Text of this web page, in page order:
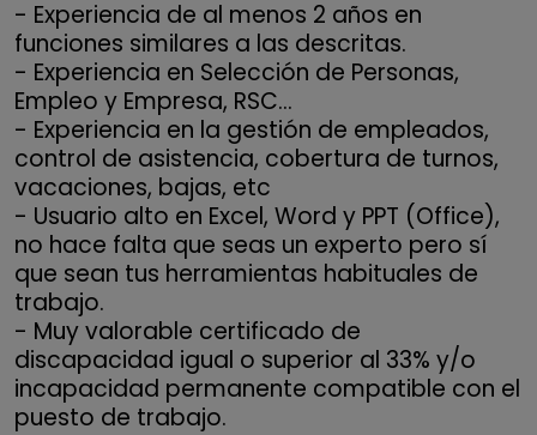
- Experiencia de al menos 2 años en
funciones similares a las descritas.
- Experiencia en Selección de Personas,
Empleo y Empresa, RSC...
- Experiencia en la gestión de empleados,
control de asistencia, cobertura de turnos,
vacaciones, bajas, etc
- Usuario alto en Excel, Word y PPT (Office),
no hace falta que seas un experto pero sí
que sean tus herramientas habituales de
trabajo.
- Muy valorable certificado de
discapacidad igual o superior al 33% y/o
incapacidad permanente compatible con el
puesto de trabajo.